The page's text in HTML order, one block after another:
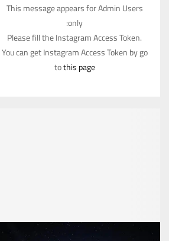
This message appears for Admin Users
only:
Please fill the Instagram Access Token.
You can get Instagram Access Token by go
tothis page